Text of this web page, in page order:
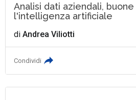
Analisi dati aziendali,
l'intelligenza artificiale
diAndrea Viliotti
Condividi